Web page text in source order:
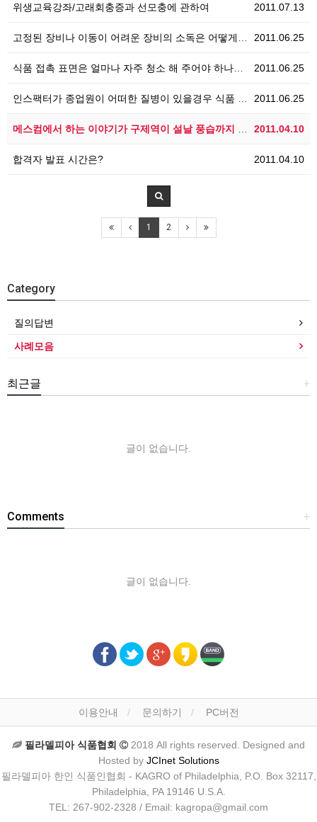
2011.07.13
위생교육강좌/고래회충증과 선모충에 관하여
2011.06.25
고정된 장비나 이동이 어려운 장비의 소독은 어떻게 하나…
2011.06.25
식품 접촉 표면은 얼마나 자주 청소 해 주어야 하나요?
2011.06.25
인스팩터가 종업원이 어떠한 질병이 있을경우 식품 접촉을…
2011.04.10
메스컴에서 하는 이야기가 구제역이 설날 풍습까지 바꾸어…
2011.04.10
합격자 발표 시간은?
1 2
Category
질의답변
사례모음
+
최근글
글이 없습니다.
+
Comments
글이 없습니다.
이용안내 문의하기 PC버전
필라델피아 식품협회
2018 All rights reserved. Designed and
Hosted by JCInet Solutions
필라델피아 한인 식품인협회 - KAGRO of Philadelphia, P.O. Box 32117,
Philadelphia, PA 19146 U.S.A.
TEL: 267-902-2328 / Email: kagropa@gmail.com